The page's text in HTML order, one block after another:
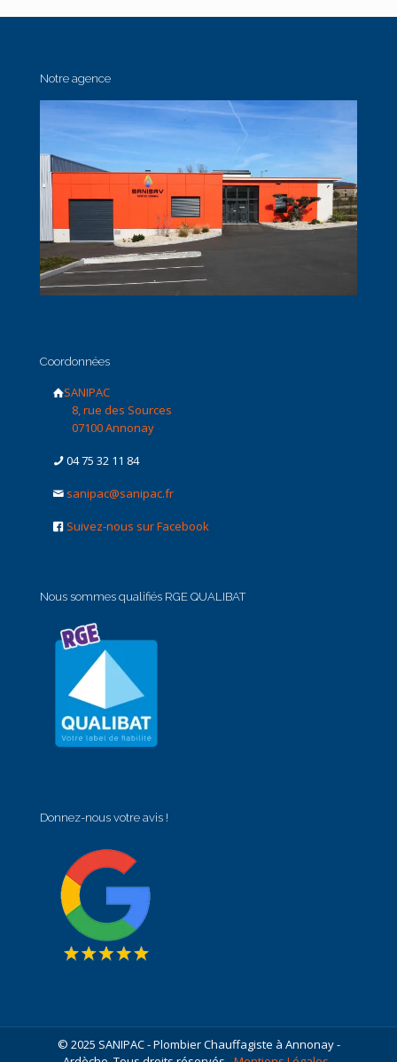
Notre agence
Coordonnées
SANIPAC
8, rue des Sources
07100 Annonay
04 75 32 11 84
sanipac@sanipac.fr
Suivez-nous sur Facebook
Nous sommes qualifiés RGE QUALIBAT
Donnez-nous votre avis !
© 2025 SANIPAC - Plombier Chauffagiste à Annonay -